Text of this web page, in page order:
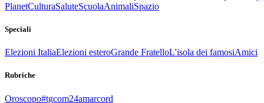
PlanetCulturaSaluteScuolaAnimaliSpazio
Speciali
Elezioni ItaliaElezioni esteroGrande FratelloL'isola dei famosiAmici
Rubriche
Oroscopo#tgcom24amarcord